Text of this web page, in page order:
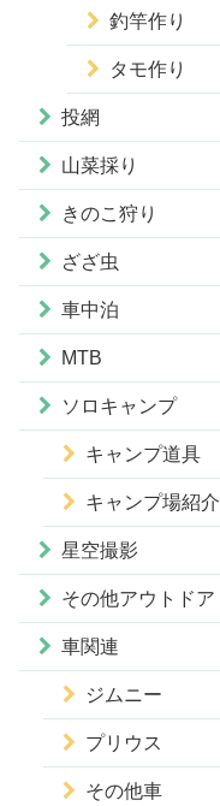
釣竿作り
タモ作り
投網
山菜採り
きのこ狩り
ざざ虫
車中泊
MTB
ソロキャンプ
キャンプ道具
キャンプ場紹介
星空撮影
その他アウトドア
車関連
ジムニー
プリウス
その他車